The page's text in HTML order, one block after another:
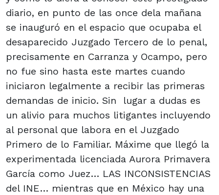
diario, en punto de las once dela mañana
se inauguró en el espacio que ocupaba el
desaparecido Juzgado Tercero de lo penal,
precisamente en Carranza y Ocampo, pero
no fue sino hasta este martes cuando
iniciaron legalmente a recibir las primeras
demandas de inicio. Sin lugar a dudas es
un alivio para muchos litigantes incluyendo
al personal que labora en el Juzgado
Primero de lo Familiar. Máxime que llegó la
experimentada licenciada Aurora Primavera
García como Juez… LAS INCONSISTENCIAS
del INE… mientras que en México hay una